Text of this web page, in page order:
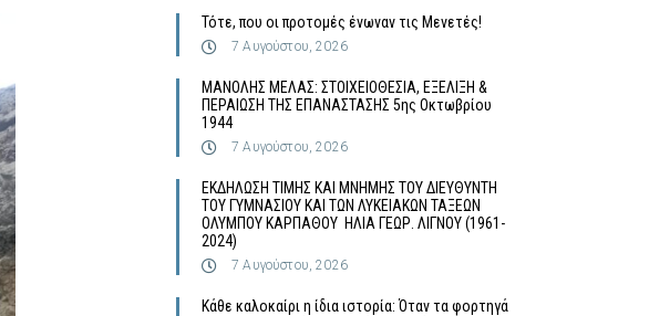
Τότε, που οι προτομές ένωναν τις Μενετές!
7 Αυγούστου, 2026
MΑΝΟΛΗΣ ΜΕΛΑΣ: ΣΤΟΙΧΕΙΟΘΕΣΙΑ, ΕΞΕΛΙΞΗ &
ΠΕΡΑΙΩΣΗ ΤΗΣ ΕΠΑΝΑΣΤΑΣΗΣ 5ης Οκτωβρίου
1944
7 Αυγούστου, 2026
ΕΚΔΗΛΩΣΗ ΤΙΜΗΣ ΚΑΙ ΜΝΗΜΗΣ ΤΟΥ ΔΙΕΥΘΥΝΤΗ
ΤΟΥ ΓΥΜΝΑΣΙΟΥ ΚΑΙ ΤΩΝ ΛΥΚΕΙΑΚΩΝ ΤΑΞΕΩΝ
ΟΛΥΜΠΟΥ ΚΑΡΠΑΘΟΥ ΗΛΙΑ ΓΕΩΡ. ΛΙΓΝΟΥ (1961-
2024)
7 Αυγούστου, 2026
Κάθε καλοκαίρι η ίδια ιστορία: Όταν τα φορτηγά